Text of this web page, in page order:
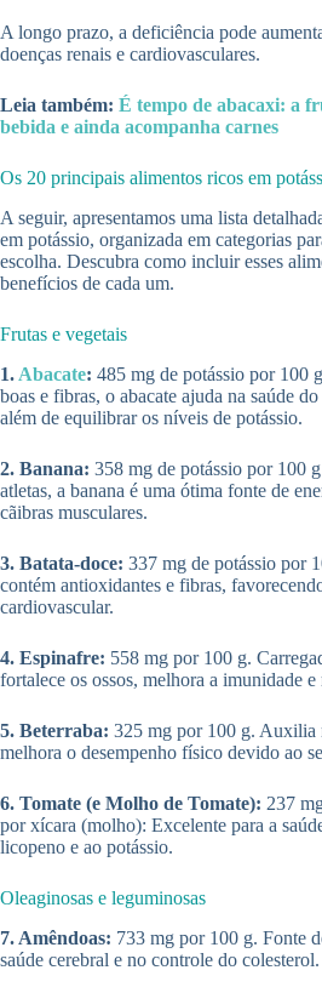
A longo prazo, a deficiência pode
doenças renais e cardiovasculares.
Leia também: É tempo de abacaxi: a
bebida e ainda acompanha carnes
Os 20 principais alimentos ricos em
A seguir, apresentamos uma lista
em potássio, organizada em categorias
escolha. Descubra como incluir esses
benefícios de cada um.
Frutas e vegetais
1. Abacate: 485 mg de potássio por 100
boas e fibras, o abacate ajuda na saúde
além de equilibrar os níveis de potássio.
2. Banana: 358 mg de potássio por 100
atletas, a banana é uma ótima fonte de
cãibras musculares.
3. Batata-doce: 337 mg de potássio por
contém antioxidantes e fibras,
cardiovascular.
4. Espinafre: 558 mg por 100 g.
fortalece os ossos, melhora a imunidade e
5. Beterraba: 325 mg por 100 g. Auxilia
melhora o desempenho físico devido ao
6. Tomate (e Molho de Tomate): 237
por xícara (molho): Excelente para a
licopeno e ao potássio.
Oleaginosas e leguminosas
7. Amêndoas: 733 mg por 100 g. Fonte
saúde cerebral e no controle do colesterol.